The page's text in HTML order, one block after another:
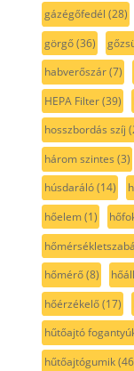
gázégőfedél (28)
görgő(36)
habverőszár(7)
HEPA Filter(39)
hosszbordás szíj
három szintes (3)
húsdaráló(14)
hőelem(1)
hőmérő(8)
hőérzékelő(17)
hűtőajtó
hűtőajtógumik